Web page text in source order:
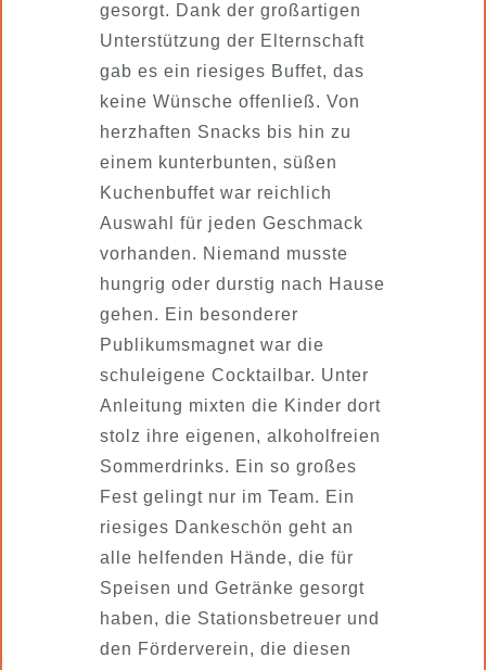
gesorgt. Dank der großartigen
Unterstützung der Elternschaft
gab es ein riesiges Buffet, das
keine Wünsche offenließ. Von
herzhaften Snacks bis hin zu
einem kunterbunten, süßen
Kuchenbuffet war reichlich
Auswahl für jeden Geschmack
vorhanden. Niemand musste
hungrig oder durstig nach Hause
gehen. Ein besonderer
Publikumsmagnet war die
schuleigene Cocktailbar. Unter
Anleitung mixten die Kinder dort
stolz ihre eigenen, alkoholfreien
Sommerdrinks. Ein so großes
Fest gelingt nur im Team. Ein
riesiges Dankeschön geht an
alle helfenden Hände, die für
Speisen und Getränke gesorgt
haben, die Stationsbetreuer und
den Förderverein, die diesen